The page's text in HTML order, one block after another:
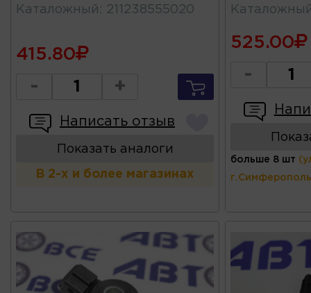
Каталожный : 211238555020
415.80
- +
Написать отзыв
Показать аналоги
В 2-х и более магазинах
525.00
-
больше 8 шт